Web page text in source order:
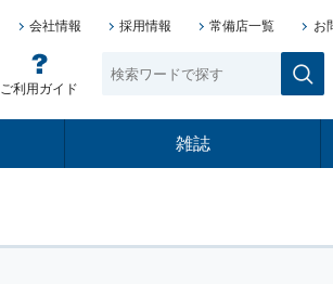
会社情報 採用情報 常備店一覧 お
ご利用ガイド
雑誌